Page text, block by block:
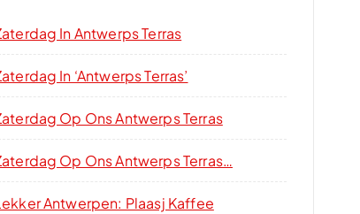
In Antwerps Terras
In ‘Antwerps Terras’
Op Ons Antwerps Terras
Op Ons Antwerps Terras…
Antwerpen: Plaasj Kaffee